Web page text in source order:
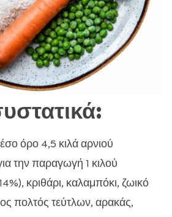
όρο 4,5 κιλά αρνιού
την παραγωγή 1 κιλού
κριθάρι, καλαμπόκι, ζωικό
πολτός τεύτλων, αρακάς,